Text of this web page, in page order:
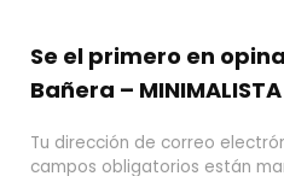
Se el primero en
Bañera –
Tu dirección de correo
campos obligatorios están